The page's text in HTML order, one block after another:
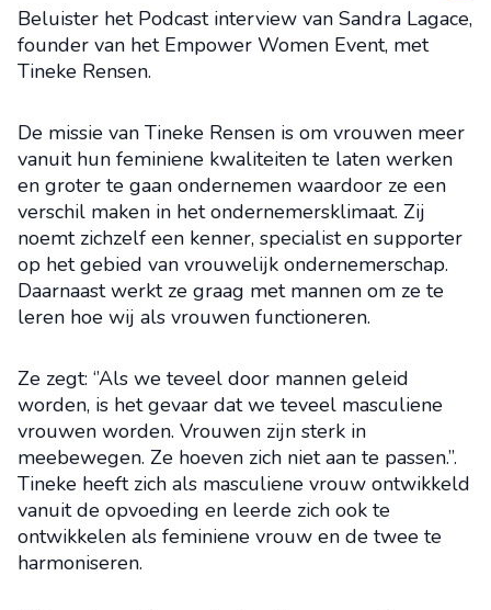
Beluister het Podcast interview van Sandra Lagace,
founder van het Empower Women Event, met
Tineke Rensen.
De missie van Tineke Rensen is om vrouwen meer
vanuit hun feminiene kwaliteiten te laten werken
en groter te gaan ondernemen waardoor ze een
verschil maken in het ondernemersklimaat. Zij
noemt zichzelf een kenner, specialist en supporter
op het gebied van vrouwelijk ondernemerschap.
Daarnaast werkt ze graag met mannen om ze te
leren hoe wij als vrouwen functioneren.
Ze zegt: ‘’Als we teveel door mannen geleid
worden, is het gevaar dat we teveel masculiene
vrouwen worden. Vrouwen zijn sterk in
meebewegen. Ze hoeven zich niet aan te passen.’’.
Tineke heeft zich als masculiene vrouw ontwikkeld
vanuit de opvoeding en leerde zich ook te
ontwikkelen als feminiene vrouw en de twee te
harmoniseren.